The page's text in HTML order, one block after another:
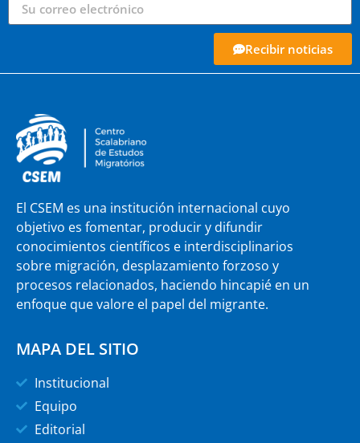
Recibir noticias
El CSEM es una institución internacional cuyo
objetivo es fomentar, producir y difundir
conocimientos científicos e interdisciplinarios
sobre migración, desplazamiento forzoso y
procesos relacionados, haciendo hincapié en un
enfoque que valore el papel del migrante.
MAPA DEL SITIO
Institucional
Equipo
Editorial